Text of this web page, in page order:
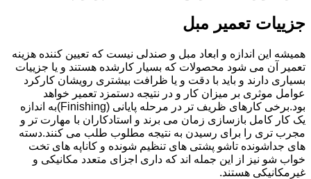
جزییات تعمیر مبل
همیشه این اندازه و ابعاد مبل و صندلی نیست که تعیین کننده هزینه
تعمیر آن می شود محصولات که بسیار کارشده هستند و یا جزییات
بسیاری دارند و باید با دقت و یا ظرافت بیشتری رویشان کارکرد
عوامل موثری بر میزان کار و در نتیجه دستمزد تعمیر خواهد
بود.برخی کارهای ظریف تر در مرحله پایانی (Finishing)به اندازه
یک کار کامل بازسازی زمان می برند و استادکاران با مهارت تر و
مجرب تری را برای رسیدن به نتیجه مطلوب طلب می کنند.دسته
های جداشونده تاشو پشتی های تنظیم شونده و کاناپه های تخت
خواب شو نیز از این جمله اند که داری اجزای متعدد مکانیکی و
غیرمکانیکی هستند.